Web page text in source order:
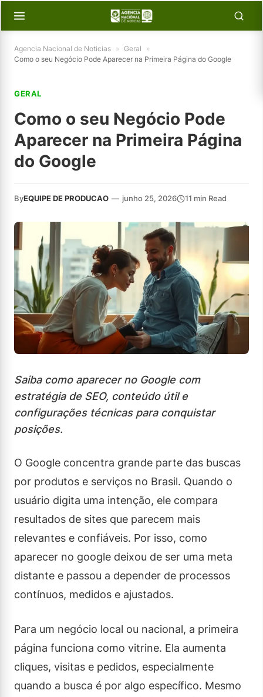
Agencia Nacional de Noticias » Geral
»
Como o seu Negócio Pode Aparecer na Primeira Página do Google
GERAL
Como o seu Negócio Pode
Aparecer na Primeira Página
do Google
ByEQUIPE DE PRODUCAO — junho 25, 2026 11 min Read
Saiba como aparecer no Google com
estratégia de SEO, conteúdo útil e
configurações técnicas para conquistar
posições.
O Google concentra grande parte das buscas
por produtos e serviços no Brasil. Quando o
usuário digita uma intenção, ele compara
resultados de sites que parecem mais
relevantes e confiáveis. Por isso, como
aparecer no google deixou de ser uma meta
distante e passou a depender de processos
contínuos, medidos e ajustados.
Para um negócio local ou nacional, a primeira
página funciona como vitrine. Ela aumenta
cliques, visitas e pedidos, especialmente
quando a busca é por algo específico. Mesmo